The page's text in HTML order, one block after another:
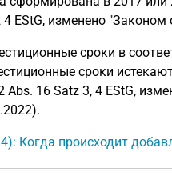
4 EStG, изменено
сроки в
сроки
Abs. 16 Satz 3, 4 EStG,
Когда происходит